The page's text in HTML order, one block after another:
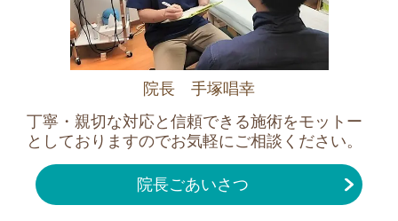
院長 手塚唱幸
丁寧・親切な対応と信頼できる施術をモットー
としておりますのでお気軽にご相談ください。
院長ごあいさつ